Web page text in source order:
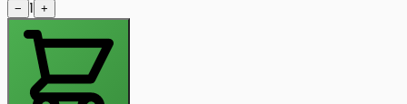
− 1 +